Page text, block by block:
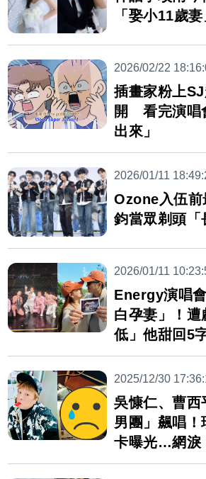
「娶小11歲
2026/02/22
插畫家粉上
開 看完演唱
出來」
2026/01/11
Ozone入伍
鈞當眾剃頭「
2026/01/11
Energy演唱
白孕妻」！遭
低」他甜回5
2025/12/30
吳慷仁、曹西
男團」飆唱
卡曝光…網淚